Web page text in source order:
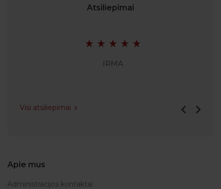
Atsiliepimai
IRMA
Visi atsiliepimai
Apie mus
Administracijos kontaktai